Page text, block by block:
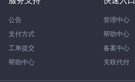
公告
支付方式
工单提交
帮助中心
管理中心
帮助中心
备案中心
关联代付